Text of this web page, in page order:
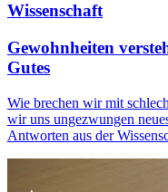
Wissenschaft
Gewohnheiten
Gutes
Wie brechen wir mit
wir uns ungezwungen
Antworten aus der